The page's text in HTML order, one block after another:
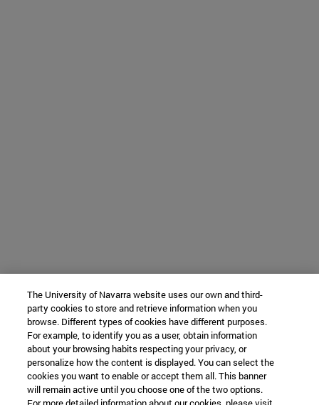
The University of Navarra website uses our own and third-
party cookies to store and retrieve information when you
browse. Different types of cookies have different purposes.
For example, to identify you as a user, obtain information
about your browsing habits respecting your privacy, or
personalize how the content is displayed. You can select the
cookies you want to enable or accept them all. This banner
will remain active until you choose one of the two options.